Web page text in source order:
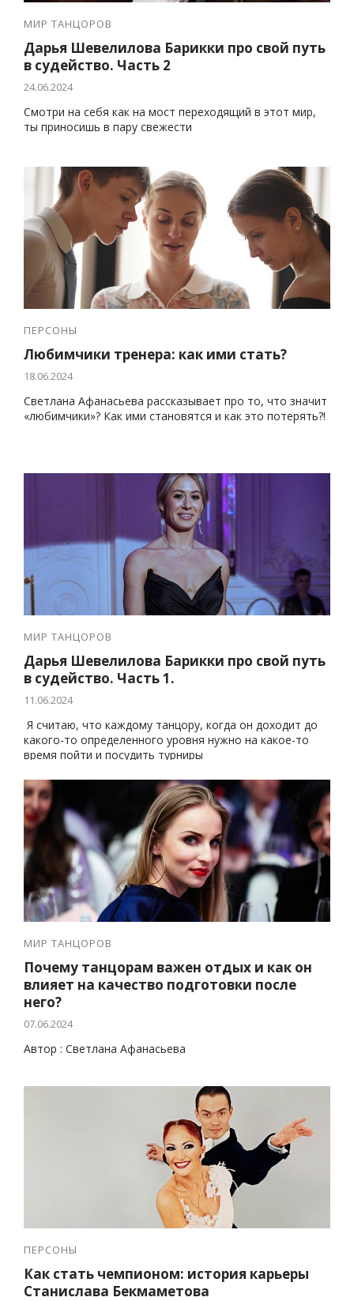
МИР ТАНЦОРОВ
Дарья Шевелилова Барикки про свой путь
в судейство. Часть 2
24.06.2024
Смотри на себя как на мост переходящий в этот мир,
ты приносишь в пару свежести
ПЕРСОНЫ
Любимчики тренера: как ими стать?
18.06.2024
Светлана Афанасьева рассказывает про то, что значит
«любимчики»? Как ими становятся и как это потерять?!
МИР ТАНЦОРОВ
Дарья Шевелилова Барикки про свой путь
в судейство. Часть 1.
11.06.2024
Я считаю, что каждому танцору, когда он доходит до
какого-то определенного уровня нужно на какое-то
время пойти и посудить турниры
МИР ТАНЦОРОВ
Почему танцорам важен отдых и как он
влияет на качество подготовки после
него?
07.06.2024
Автор : Светлана Афанасьева
ПЕРСОНЫ
Как стать чемпионом: история карьеры
Станислава Бекмаметова